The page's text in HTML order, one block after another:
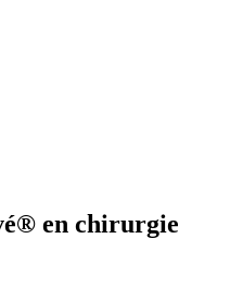
en chirurgie